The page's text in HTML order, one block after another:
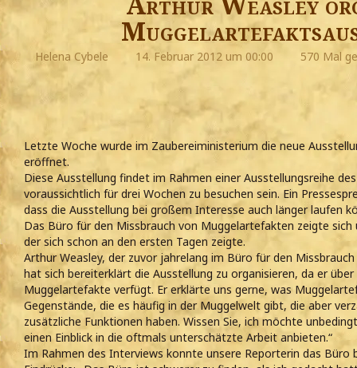
Helena Cybele 14. Februar 2012 um 00:00 570 Mal
Letzte Woche wurde im Zaubereiministerium die neue
eröffnet.
Diese Ausstellung findet im Rahmen einer Ausstellungsreihe
voraussichtlich für drei Wochen zu besuchen sein. Ein
dass die Ausstellung bei großem Interesse auch länger laufen
Das Büro für den Missbrauch von Muggelartefakten zeigte
der sich schon an den ersten Tagen zeigte.
Arthur Weasley, der zuvor jahrelang im Büro für den
hat sich bereiterklärt die Ausstellung zu organisieren, da er
Muggelartefakte verfügt. Er erklärte uns gerne, was
Gegenstände, die es häufig in der Muggelwelt gibt, die aber
zusätzliche Funktionen haben. Wissen Sie, ich möchte
einen Einblick in die oftmals unterschätzte Arbeit anbieten.“
Im Rahmen des Interviews konnte unsere Reporterin das Büro